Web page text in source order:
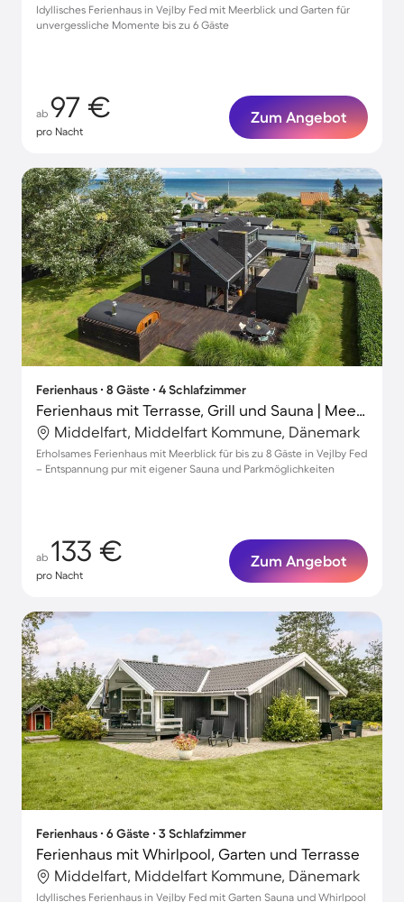
Idyllisches Ferienhaus in Vejlby Fed mit Meerblick und Garten für
unvergessliche Momente bis zu 6 Gäste
ab 97 €
pro Nacht
Zum Angebot
Ferienhaus ∙ 8 Gäste ∙ 4 Schlafzimmer
Ferienhaus mit Terrasse, Grill und Sauna | Meerblick
Middelfart, Middelfart Kommune, Dänemark
Erholsames Ferienhaus mit Meerblick für bis zu 8 Gäste in Vejlby Fed
– Entspannung pur mit eigener Sauna und Parkmöglichkeiten
ab 133 €
pro Nacht
Zum Angebot
Ferienhaus ∙ 6 Gäste ∙ 3 Schlafzimmer
Ferienhaus mit Whirlpool, Garten und Terrasse
Middelfart, Middelfart Kommune, Dänemark
Idyllisches Ferienhaus in Vejlby Fed mit Garten Sauna und Whirlpool